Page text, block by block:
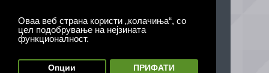
Оваа веб страна користи „колачиња“, со
цел подобрување на нејзината
функционалност.
Опции ПРИФАТИ